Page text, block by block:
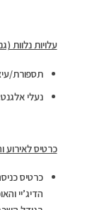
עלויות נלוות
תספורת/עיצוב
נעלי אלגנט: 250 – 500
כרטיס לאירוע
כרטיס